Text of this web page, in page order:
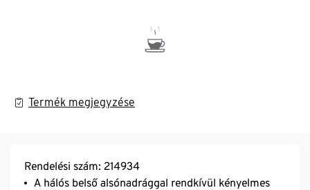
Termék megjegyzése
Rendelési szám: 214934
A hálós belső alsónadrággal rendkívül kényelmes